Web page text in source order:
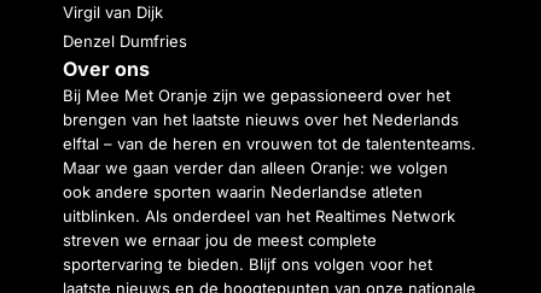
Virgil van Dijk
Denzel Dumfries
Over ons
Bij Mee Met Oranje zijn we gepassioneerd over het
brengen van het laatste nieuws over het Nederlands
elftal – van de heren en vrouwen tot de talententeams.
Maar we gaan verder dan alleen Oranje: we volgen
ook andere sporten waarin Nederlandse atleten
uitblinken. Als onderdeel van het Realtimes Network
streven we ernaar jou de meest complete
sportervaring te bieden. Blijf ons volgen voor het
laatste nieuws en de hoogtepunten van onze nationale